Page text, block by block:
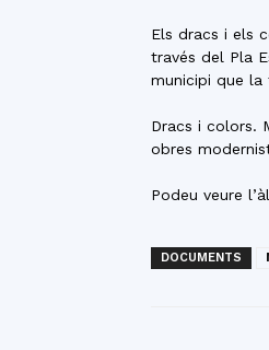
Els dracs i els
través del Pla
municipi que la
Dracs i colors.
obres
Podeu veure
DOCUMENTS